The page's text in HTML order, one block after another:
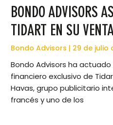
BONDO ADVISORS
TIDART EN SU
Bondo Advisors 29 de julio
Bondo Advisors ha
financiero exclusivo de
Havas, grupo publicitario
francés y uno de los